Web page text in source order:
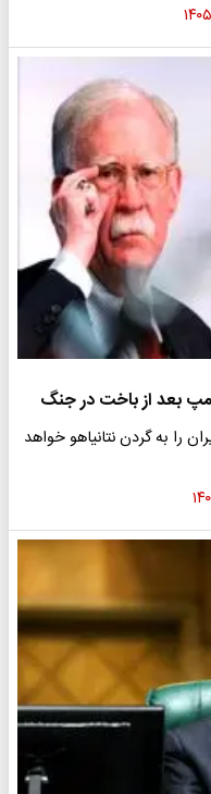
بعد از باخت در جنگ
را به گردن نتانیاهو خواهد